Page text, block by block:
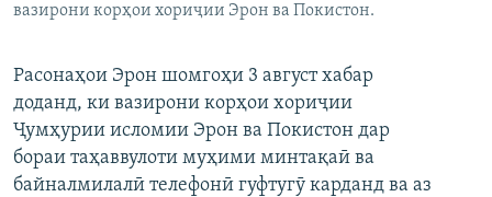
вазирони корҳои хориҷии Эрон ва Покистон.
Расонаҳои Эрон шомгоҳи 3 август хабар
доданд, ки вазирони корҳои хориҷии
Ҷумҳурии исломии Эрон ва Покистон дар
бораи таҳаввулоти муҳими минтақаӣ ва
байналмилалӣ телефонӣ гуфтугӯ карданд ва аз